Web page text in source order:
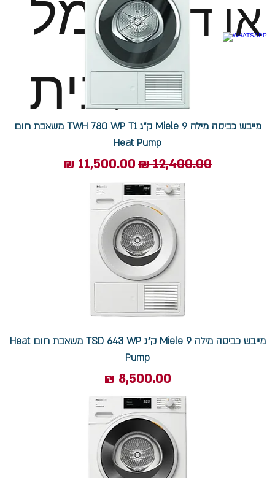
או דגם
לבית
מייבש כביסה מילה Miele 9 ק"ג TWH 780 WP T1 משאבת חום
Heat Pump
מחיר רגיל מחיר מבצע
מייבש כביסה מילה Miele 9 ק"ג TSD 643 WP משאבת חום Heat
Pump
מחיר